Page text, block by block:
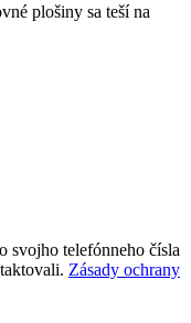
plošiny sa teší na
svojho telefónneho čísla
Zásady ochrany